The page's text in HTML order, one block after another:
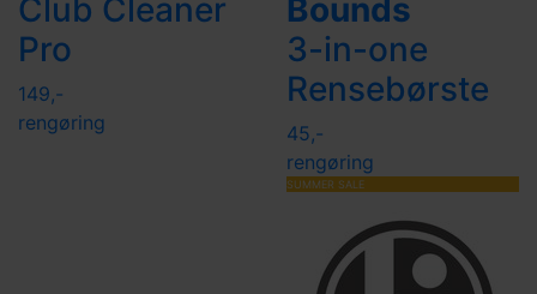
Club Cleaner
Pro
149,-
rengøring
Bounds
3-in-one
Rensebørste
45,-
rengøring
SUMMER SALE